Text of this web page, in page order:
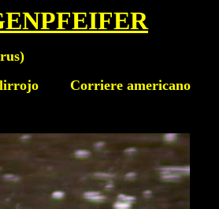
)
Corriere americano